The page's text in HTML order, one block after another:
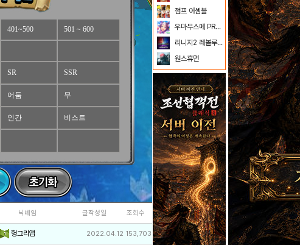
401~500 501 ~ 600
SR SSR
어둠 무
인간 비스트
닉네임 글작성일 조회수
헝그리앱 2022.04.12 153,703
점프 어셈블
우마무스메 PRETTY DERBY
리니지2 레볼루션
원스휴먼